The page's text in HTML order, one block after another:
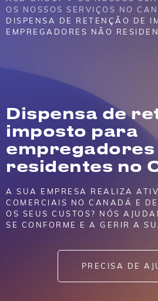
OS NOSSOS SERVIÇOS NO
DISPENSA DE RETENÇÃO DE
EMPREGADORES NÃO
Dispensa de
imposto para
empregadores
residentes no
A SUA EMPRESA REALIZA
COMERCIAIS NO CANADÁ E
OS SEUS CUSTOS? NÓS
SE CONFORME E A GERIR A
PRECISA DE